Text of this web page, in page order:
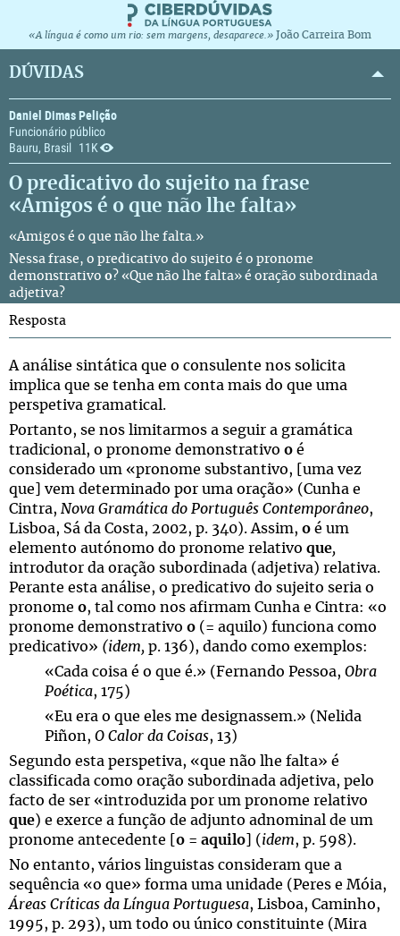
«A língua é como um rio: sem margens, desaparece.» João Carreira Bom
DÚVIDAS
Daniel Dimas Pelição
Funcionário público
Bauru, Brasil
11K
O predicativo do sujeito na frase
«Amigos é o que não lhe falta»
«Amigos é o que não lhe falta.»
Nessa frase, o predicativo do sujeito é o pronome
demonstrativo o? «Que não lhe falta» é oração subordinada
adjetiva?
Resposta
A análise sintática que o consulente nos solicita
implica que se tenha em conta mais do que uma
perspetiva gramatical.
Portanto, se nos limitarmos a seguir a gramática
tradicional, o pronome demonstrativo o é
considerado um «pronome substantivo, [uma vez
que] vem determinado por uma oração» (Cunha e
Cintra, Nova Gramática do Português Contemporâneo,
Lisboa, Sá da Costa, 2002, p. 340). Assim, o é um
elemento autónomo do pronome relativo que,
introdutor da oração subordinada (adjetiva) relativa.
Perante esta análise, o predicativo do sujeito seria o
pronome o, tal como nos afirmam Cunha e Cintra: «o
pronome demonstrativo o (= aquilo) funciona como
predicativo» (idem, p. 136), dando como exemplos:
«Cada coisa é o que é.» (Fernando Pessoa, Obra
Poética, 175)
«Eu era o que eles me designassem.» (Nelida
Piñon, O Calor da Coisas, 13)
Segundo esta perspetiva, «que não lhe falta» é
classificada como oração subordinada adjetiva, pelo
facto de ser «introduzida por um pronome relativo
que) e exerce a função de adjunto adnominal de um
pronome antecedente [ o = aquilo ] ( idem, p. 598).
No entanto, vários linguistas consideram que a
sequência «o que» forma uma unidade (Peres e Móia,
Áreas Críticas da Língua Portuguesa, Lisboa, Caminho,
1995, p. 293), um todo ou único constituinte (Mira